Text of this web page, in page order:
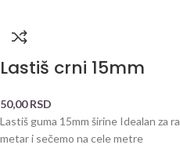
Lastiš crni 15mm
50,00RSD
Lastiš guma 15mm širine Idealan za
metar i sečemo na cele metre